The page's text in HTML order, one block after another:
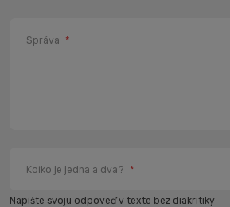
Správa *
Koľko je jedna a dva? *
Napíšte svoju odpoveď v texte bez diakritiky